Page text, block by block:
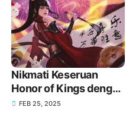
Nikmati Keseruan
Honor of Kings dengan
Top Up melalui GoPay!
FEB 25, 2025